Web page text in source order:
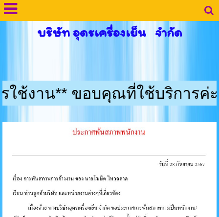
บริษัท อุดรเครื่องเย็น จำกัด
ขอบคุณที่ใช้บริการค่ะ ** ลูก